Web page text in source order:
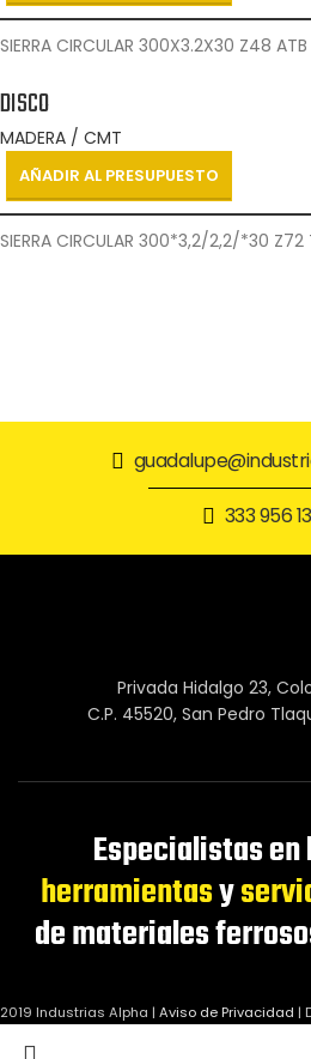
SIERRA CIRCULAR 300X3.2X30 Z48 ATB
DISCO
MADERA / CMT
AÑADIR AL PRESUPUESTO
SIERRA CIRCULAR 300*3,2/2,2/*30 Z72
333 956
Privada Hidalgo 23,
C.P. 45520, San Pedro
Especialistas en
herramientasy
de materiales
2019 Industrias Alpha | Aviso de Privacidad |